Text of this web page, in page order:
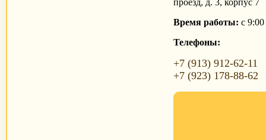
проезд, д. 3, корпус 7
Время работы: с
Телефоны:
+7 (913) 912-62-11
+7 (923) 178-88-62